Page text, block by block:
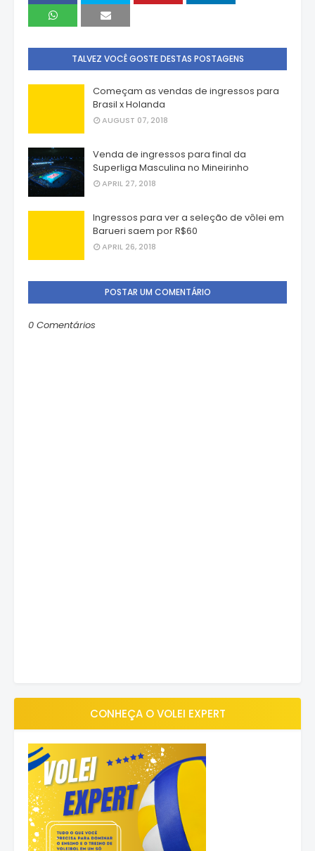
TALVEZ VOCÊ GOSTE DESTAS POSTAGENS
Começam as vendas de ingressos para
Brasil x Holanda
AUGUST 07, 2018
Venda de ingressos para final da
Superliga Masculina no Mineirinho
APRIL 27, 2018
Ingressos para ver a seleção de vôlei em
Barueri saem por R$60
APRIL 26, 2018
POSTAR UM COMENTÁRIO
0 Comentários
CONHEÇA O VOLEI EXPERT